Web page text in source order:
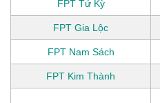
FPT Tứ Kỳ
FPT Gia Lộc
FPT Nam Sách
FPT Kim Thành